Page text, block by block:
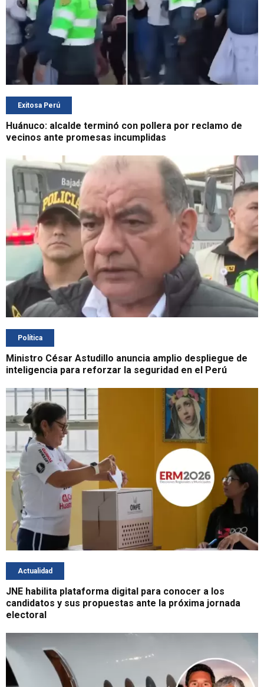
Exitosa Perú
Huánuco: alcalde terminó con pollera por reclamo de
vecinos ante promesas incumplidas
Política
Ministro César Astudillo anuncia amplio despliegue de
inteligencia para reforzar la seguridad en el Perú
Actualidad
JNE habilita plataforma digital para conocer a los
candidatos y sus propuestas ante la próxima jornada
electoral